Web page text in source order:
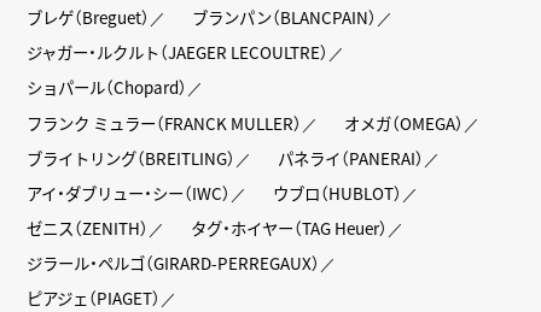
ブレゲ（Breguet）
ブランパン（BLANCPAIN）
ジャガー・ルクルト（JAEGER LECOULTRE）
ショパール（Chopard）
フランク ミュラー（FRANCK MULLER）
オメガ（OMEGA）
ブライトリング（BREITLING）
パネライ（PANERAI）
アイ・ダブリュー・シー（IWC）
ウブロ（HUBLOT）
ゼニス（ZENITH）
タグ・ホイヤー（TAG Heuer）
ジラール・ペルゴ（GIRARD-PERREGAUX）
ピアジェ（PIAGET）